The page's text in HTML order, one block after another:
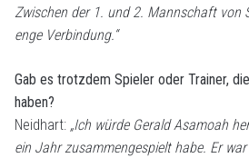
Zwischen der 1. und 2. Mannschaft von
enge Verbindung.“
Gab es trotzdem Spieler oder Trainer,
haben?
Neidhart: „Ich würde Gerald Asamoah
ein Jahr zusammengespielt habe. Er